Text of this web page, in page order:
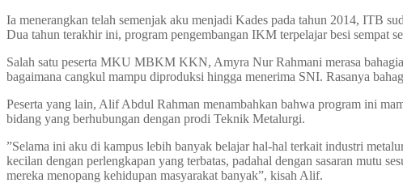
Ia menerangkan telah semenjak aku menjadi Kades pada tahun 2014, ITB
Dua tahun terakhir ini, program pengembangan IKM terpelajar besi sempat
Salah satu peserta MKU MBKM KKN, Amyra Nur Rahmani merasa
bagaimana cangkul mampu diproduksi hingga menerima SNI. Rasanya
Peserta yang lain, Alif Abdul Rahman menambahkan bahwa program ini
bidang yang berhubungan dengan prodi Teknik Metalurgi.
”Selama ini aku di kampus lebih banyak belajar hal-hal terkait industri
kecilan dengan perlengkapan yang terbatas, padahal dengan sasaran mutu
mereka menopang kehidupan masyarakat banyak”, kisah Alif.